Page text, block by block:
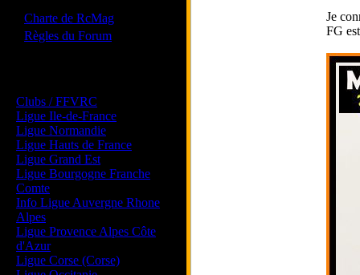
Charte de RcMag
Règles du Forum
Clubs / FFVRC
Ligue Ile-de-France
Ligue Normandie
Ligue Hauts de France
Ligue Grand Est
Ligue Bourgogne Franche
Comte
Info Ligue Auvergne Rhone
Alpes
Ligue Provence Alpes Côte
d'Azur
Ligue Corse (Corse)
Je
FG